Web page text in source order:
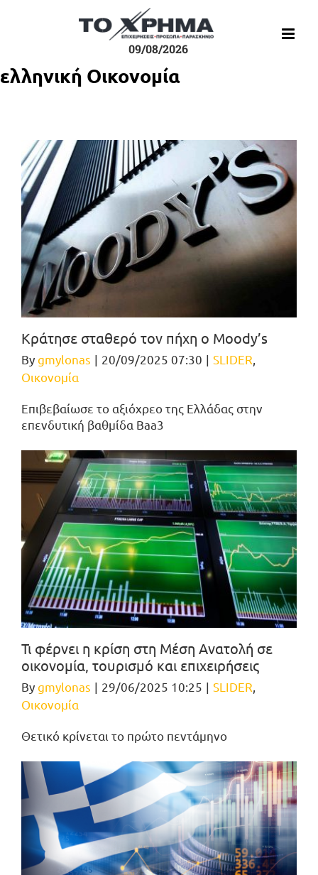
09/08/2026
ελληνική Οικονομία
Κράτησε σταθερό τον πήχη ο Moody’s
Bygmylonas | 20/09/2025 07:30 | SLIDER,
Οικονομία
Επιβεβαίωσε το αξιόχρεο της Ελλάδας στην
επενδυτική βαθμίδα Baa3
Τι φέρνει η κρίση στη Μέση Ανατολή σε
οικονομία, τουρισμό και επιχειρήσεις
Bygmylonas | 29/06/2025 10:25 | SLIDER,
Οικονομία
Θετικό κρίνεται το πρώτο πεντάμηνο